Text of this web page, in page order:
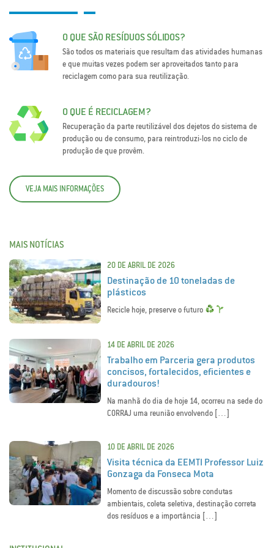
O QUE SÃO RESÍDUOS SÓLIDOS?
São todos os materiais que resultam das atividades humanas
e que muitas vezes podem ser aproveitados tanto para
reciclagem como para sua reutilização.
O QUE É RECICLAGEM?
Recuperação da parte reutilizável dos dejetos do sistema de
produção ou de consumo, para reintroduzi-los no ciclo de
produção de que provêm.
VEJA MAIS INFORMAÇÕES
MAIS NOTÍCIAS
20 DE ABRIL DE 2026
Destinação de 10 toneladas de
plásticos
Recicle hoje, preserve o futuro
14 DE ABRIL DE 2026
Trabalho em Parceria gera produtos
concisos, fortalecidos, eficientes e
duradouros!
Na manhã do dia de hoje 14, ocorreu na sede do
CORRAJ uma reunião envolvendo […]
10 DE ABRIL DE 2026
Visita técnica da EEMTI Professor Luiz
Gonzaga da Fonseca Mota
Momento de discussão sobre condutas
ambientais, coleta seletiva, destinação correta
dos resíduos e a importância […]